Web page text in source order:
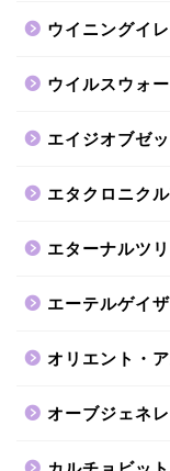
ウイニングイ
ウイルスウォ
エイジオブゼッ
エタクロニク
エターナルツ
エーテルゲイ
オリエント・
オーブジェネ